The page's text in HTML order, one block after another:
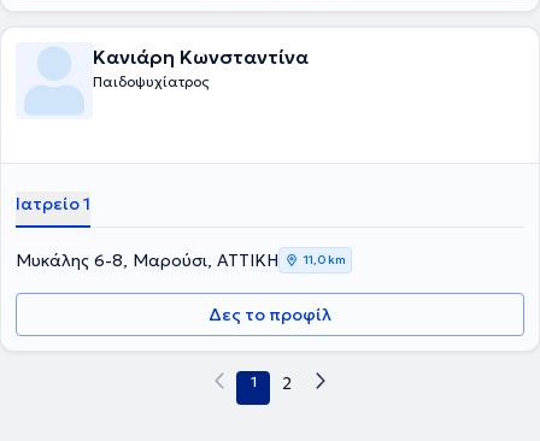
Κανιάρη Κωνσταντίνα
Παιδοψυχίατρος
Ιατρείο 1
Μυκάλης 6-8, Μαρούσι, ΑΤΤΙΚΗ 11,0 km
Δες το προφίλ
1 2